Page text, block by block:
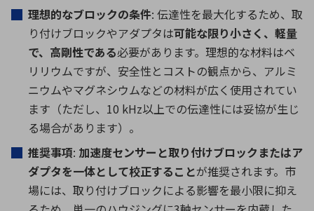
理想的なブロックの条件: 伝達性を最大化するため、取
り付けブロックやアダプタは可能な限り小さく、軽量
で、高剛性である必要があります。理想的な材料はベ
リリウムですが、安全性とコストの観点から、アルミ
ニウムやマグネシウムなどの材料が広く使用されてい
ます（ただし、 10 kHz以上での伝達性には妥協が生じ
る場合があります）。
推奨事項: 加速度センサーと取り付けブロックまたはア
ダプタを一体として校正することが推奨されます。市
場には、取り付けブロックによる影響を最小限に抑え